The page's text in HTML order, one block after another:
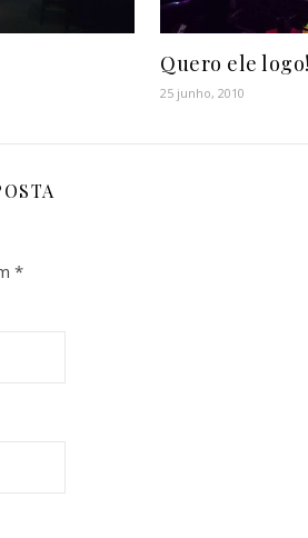
Quero ele logo!
25 junho, 2010
*